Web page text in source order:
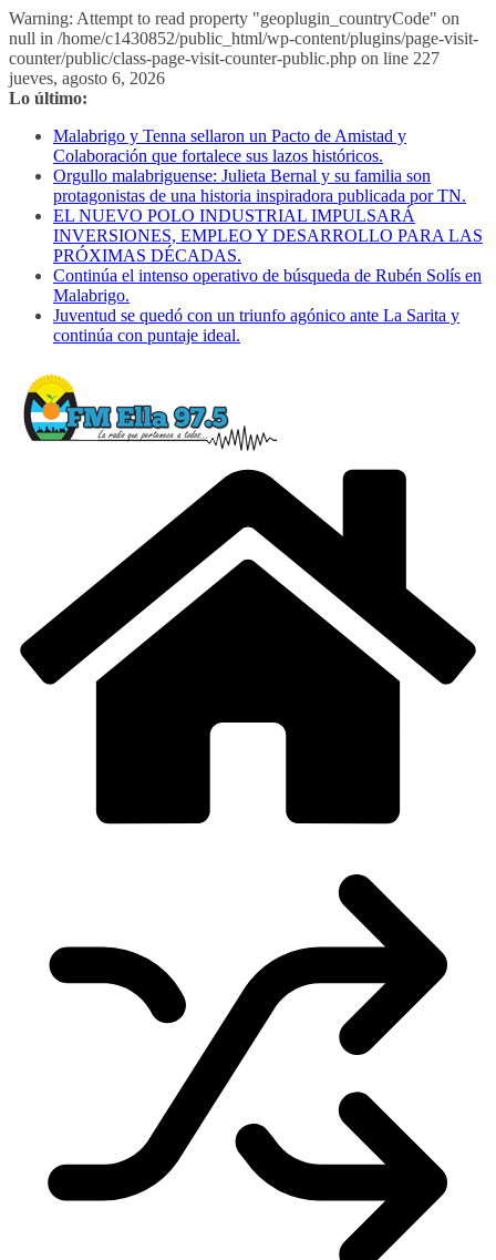
Warning: Attempt to read property "geoplugin_countryCode" on
null in /home/c1430852/public_html/wp-content/plugins/page-visit-
counter/public/class-page-visit-counter-public.php on line 227
Saltar
al
jueves, agosto 6, 2026
Lo último:
Malabrigo y Tenna sellaron un Pacto de Amistad y
Colaboración que fortalece sus lazos históricos.
Orgullo malabriguense: Julieta Bernal y su familia son
protagonistas de una historia inspiradora publicada por TN.
EL NUEVO POLO INDUSTRIAL IMPULSARÁ
INVERSIONES, EMPLEO Y DESARROLLO PARA LAS
PRÓXIMAS DÉCADAS.
Continúa el intenso operativo de búsqueda de Rubén Solís en
Malabrigo.
Juventud se quedó con un triunfo agónico ante La Sarita y
continúa con puntaje ideal.